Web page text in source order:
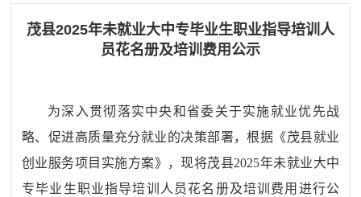
茂县2025年未就业大中专毕业生职业指导培训人
员花名册及培训费用公示
为深入贯彻落实中央和省委关于实施就业优先战
略、促进高质量充分就业的决策部署，根据《茂县就业
创业服务项目 实施方案》，现将茂县2025年未就业大中
专毕业生职业指导培训人员花名册及培训费用 进行公